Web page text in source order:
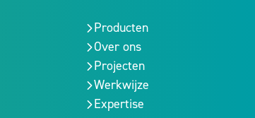
Producten
Over ons
Projecten
Werkwijze
Expertise